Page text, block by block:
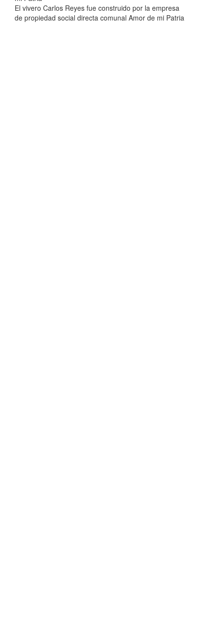
El vivero Carlos Reyes fue construido por la empresa
de propiedad social directa comunal Amor de mi Patria